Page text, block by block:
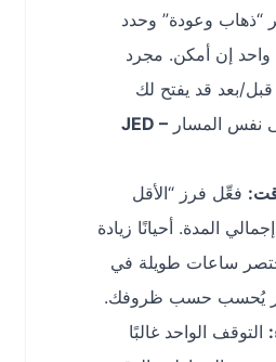
وعودة” وحدد
إن أمكن. مجرد
قد يفتح لك
المسارJED –
فرز “الأقل
أحيانًا زيادة
طويلة في
حسب ظروفك.
الواحد غالبًا